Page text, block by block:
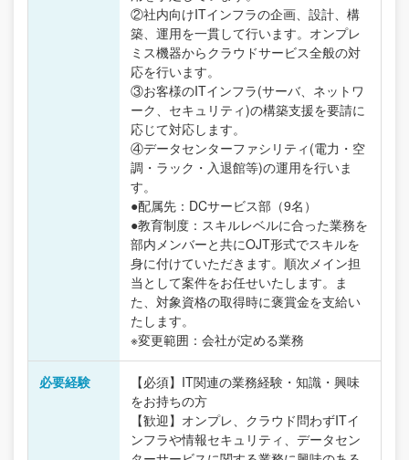
②社内向けITインフラの企画、設計、構
築、運用を一貫して行います。オンプレ
ミス機器からクラウドサービス全般の対
応を行います。
③お客様のITインフラ(サーバ、ネットワ
ーク、セキュリティ)の構築支援を要請に
応じて対応します。
④データセンターファシリティ(電力・空
調・ラック・入退館等)の運用を行いま
す。
●配属先：DCサービス部（9名）
●教育制度：スキルレベルに合った業務を
部内メンバーと共にOJT形式でスキルを
身に付けていただきます。順次メイン担
当として案件をお任せいたします。ま
た、対象資格の取得時に褒賞金を支給い
たします。
※変更範囲：会社が定める業務
必要経験
【必須】IT関連の業務経験・知識・興味
をお持ちの方
【歓迎】オンプレ、クラウド問わずITイ
ンフラや情報セキュリティ、データセン